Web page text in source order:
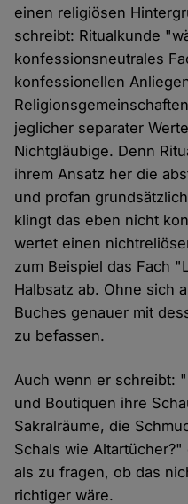
einen religiösen
schreibt: Ritualkunde
konfessionsneutrales
konfessionellen
jeglicher separater
Nichtgläubige. Denn
ihrem Ansatz her die
und profan
klingt das eben nicht
wertet einen
zum Beispiel das Fach
Halbsatz ab. Ohne sich
Buches genauer mit
zu befassen.
Auch wenn er schreibt:
und Boutiquen ihre
Sakralräume, die
Schals wie
als zu fragen, ob das
richtiger wäre.